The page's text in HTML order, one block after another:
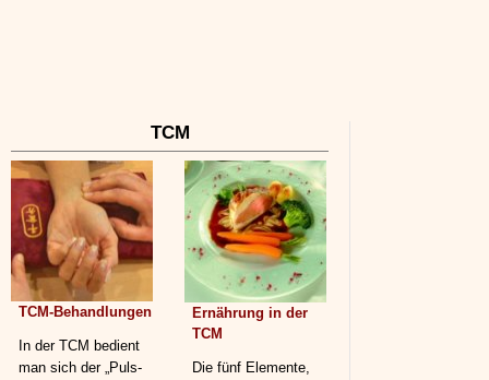
TCM
TCM-Behandlungen
In der TCM bedient
man sich der „Puls-
Ernährung in der
TCM
Die fünf Elemente,